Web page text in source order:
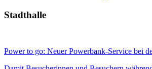
Stadthalle
Power to go: Neuer Powerbank-Service bei